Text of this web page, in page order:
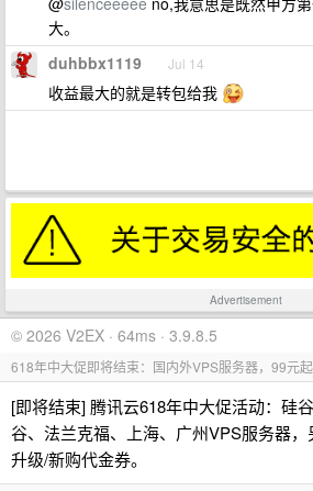
大。
duhbbx1119 Jul 14
收益最大的就是转包给我
Advertisement
© 2026 V2EX · 64ms · 3.9.8.5
618年中大促即将结束：国内外VPS服务器，99元
[即将结束] 腾讯云618年中大促活动：硅
谷、法兰克福、上海、广州VPS服务器
升级/新购代金券。